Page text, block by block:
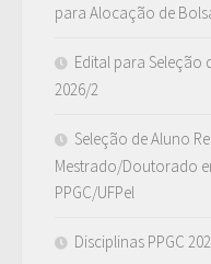
para Alocação de
Edital para Seleção
2026/2
Seleção de Aluno
Mestrado/Doutorado
PPGC/UFPel
Disciplinas PPGC